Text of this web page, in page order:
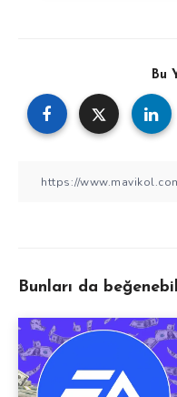
Bu
Bunları da